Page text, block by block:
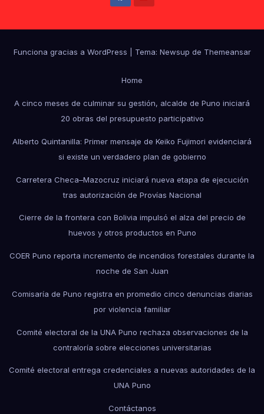
Funciona gracias a WordPress Tema: Newsup de Themeansar
Home
A cinco meses de culminar su gestión, alcalde de Puno iniciará
20 obras del presupuesto participativo
Alberto Quintanilla: Primer mensaje de Keiko Fujimori evidenciará
si existe un verdadero plan de gobierno
Carretera Checa–Mazocruz iniciará nueva etapa de ejecución
tras autorización de Provías Nacional
Cierre de la frontera con Bolivia impulsó el alza del precio de
huevos y otros productos en Puno
COER Puno reporta incremento de incendios forestales durante la
noche de San Juan
Comisaría de Puno registra en promedio cinco denuncias diarias
por violencia familiar
Comité electoral de la UNA Puno rechaza observaciones de la
contraloría sobre elecciones universitarias
Comité electoral entrega credenciales a nuevas autoridades de la
UNA Puno
Contáctanos